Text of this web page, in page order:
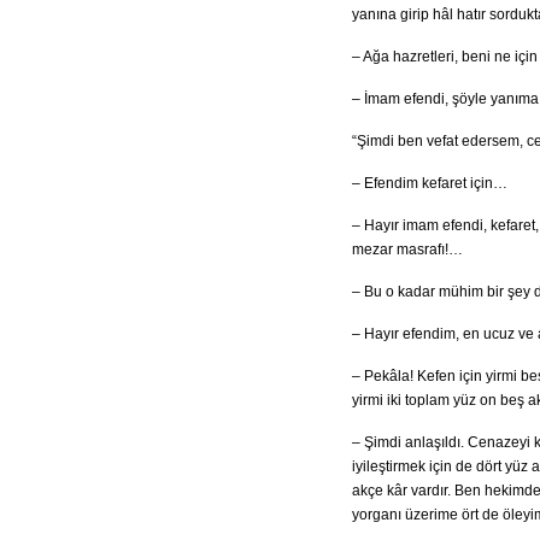
yanına girip hâl hatır
– Ağa hazretleri, beni ne için
– İmam efendi, şöyle
“Şimdi ben vefat edersem,
– Efendim kefaret için…
– Hayır imam efendi,
mezar masrafı!…
– Bu o kadar mühim bir şey
– Hayır efendim, en ucuz ve
– Pekâla! Kefen için yirmi
yirmi iki toplam yüz on beş
– Şimdi anlaşıldı. Cenazeyi
iyileştirmek için de dört yüz
akçe kâr vardır. Ben
yorganı üzerime ört de